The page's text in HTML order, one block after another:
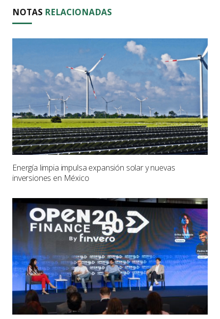
NOTAS RELACIONADAS
Energía limpia impulsa expansión solar y nuevas
inversiones en México